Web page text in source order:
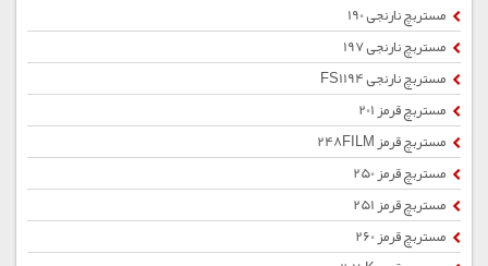
مستربچ نارنجی 190
مستربچ نارنجی 197
مستربچ نارنجی FS1194
مستربچ قرمز 201
مستربچ قرمز 248FILM
مستربچ قرمز 250
مستربچ قرمز 251
مستربچ قرمز 260